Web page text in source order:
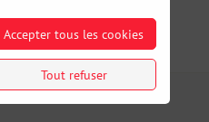
Accepter tous les cookies
Tout refuser